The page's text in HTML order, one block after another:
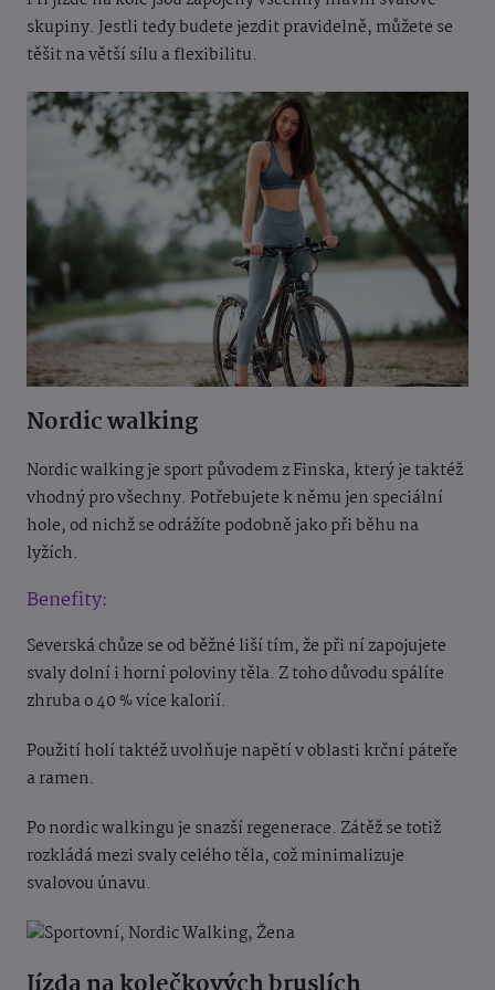
skupiny. Jestli tedy budete jezdit pravidelně, můžete se
těšit na větší sílu a flexibilitu.
Nordic walking
Nordic walking je sport původem z Finska, který je taktéž
vhodný pro všechny. Potřebujete k němu jen speciální
hole, od nichž se odrážíte podobně jako při běhu na
lyžích.
Benefity:
Severská chůze se od běžné liší tím, že při ní zapojujete
svaly dolní i horní poloviny těla. Z toho důvodu spálíte
zhruba o 40 % více kalorií.
Použití holí taktéž uvolňuje napětí v oblasti krční páteře
a ramen.
Po nordic walkingu je snazší regenerace. Zátěž se totiž
rozkládá mezi svaly celého těla, což minimalizuje
svalovou únavu.